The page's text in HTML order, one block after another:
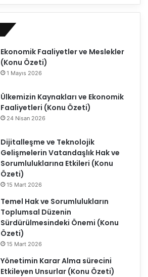
Ekonomik Faaliyetler ve Meslekler
(Konu Özeti)
1 Mayıs 2026
Ülkemizin Kaynakları ve Ekonomik
Faaliyetleri (Konu Özeti)
24 Nisan 2026
Dijitalleşme ve Teknolojik
Gelişmelerin Vatandaşlık Hak ve
Sorumluluklarına Etkileri (Konu
Özeti)
15 Mart 2026
Temel Hak ve Sorumlulukların
Toplumsal Düzenin
Sürdürülmesindeki Önemi (Konu
Özeti)
15 Mart 2026
Yönetimin Karar Alma sürecini
Etkileyen Unsurlar (Konu Özeti)